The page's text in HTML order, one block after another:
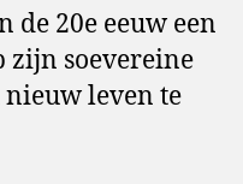
de 20e eeuw een
zijn soevereine
leven te